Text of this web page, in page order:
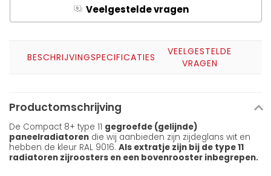
Q Veelgestelde vragen
BESCHRIJVINGSPECIFICATIES
VEELGESTELDE
VRAGEN
Productomschrijving
De Compact 8+ type 11 gegroefde (gelijnde)
paneelradiatoren die wij aanbieden zijn zijdeglans wit en
hebben de kleur RAL 9016. Als extratje zijn bij de type 11
radiatoren zijroosters en een bovenrooster inbegrepen.